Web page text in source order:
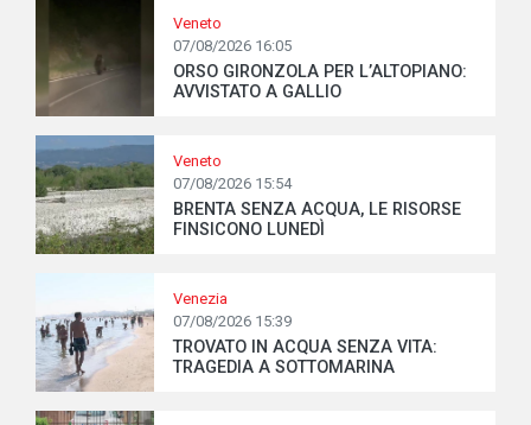
Veneto
07/08/2026 16:05
ORSO GIRONZOLA PER L’ALTOPIANO:
AVVISTATO A GALLIO
Veneto
07/08/2026 15:54
BRENTA SENZA ACQUA, LE RISORSE
FINSICONO LUNEDÌ
Venezia
07/08/2026 15:39
TROVATO IN ACQUA SENZA VITA:
TRAGEDIA A SOTTOMARINA